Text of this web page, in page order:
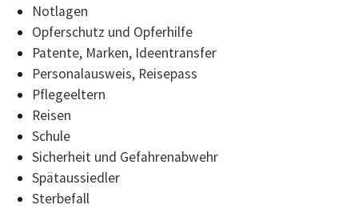
Notlagen
Opferschutz und Opferhilfe
Patente, Marken, Ideentransfer
Personalausweis, Reisepass
Pflegeeltern
Reisen
Schule
Sicherheit und Gefahrenabwehr
Spätaussiedler
Sterbefall